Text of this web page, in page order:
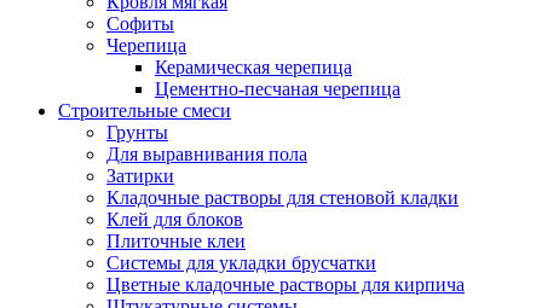
Софиты
Черепица
Керамическая черепица
Цементно-песчаная черепица
Строительные смеси
Грунты
Для выравнивания пола
Затирки
Кладочные растворы для стеновой кладки
Клей для блоков
Плиточные клеи
Системы для укладки брусчатки
Цветные кладочные растворы для кирпича